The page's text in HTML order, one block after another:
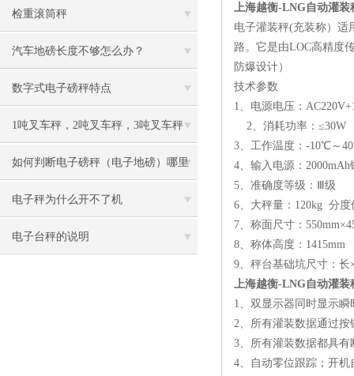
检重滚筒秤
汽车地磅长度不够怎么办？
数字式电子磅秤特点
1吨叉车秤，2吨叉车秤，3吨叉车秤
如何判断电子磅秤（电子地磅）哪里
出了问题？
电子秤为什么开不了机
电子台秤的说明
上海越衡-LNG自动灌装
电子灌装秤(充装称）适
路。它是由LOC高精度
防爆设计）
技术参数
1、电源电压：
2、消耗功率：≤30W
3、工作温度：-10℃～
4、输入电源：
5、准确度等级：Ⅲ级
6、大秤量：120kg 分度
7、称面尺寸：
8、称体高度：1415mm
9、秤台基础坑尺寸：长
上海越衡-LNG自动灌装
1、双显示器同时显示
2、所有灌装数据通过
3、所有灌装数据都具有
4、自动零位跟踪；开机